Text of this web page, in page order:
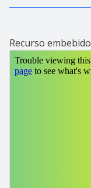
Recurso embebido